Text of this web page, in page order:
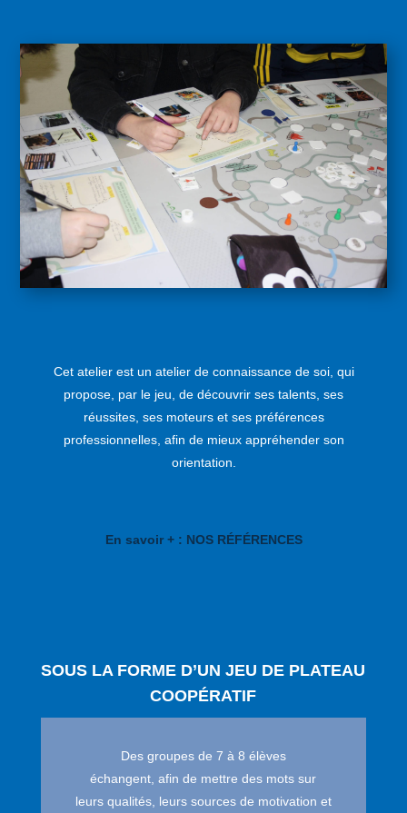
Cet atelier est un atelier de connaissance de soi, qui
propose, par le jeu, de découvrir ses talents, ses
réussites, ses moteurs et ses préférences
professionnelles, afin de mieux appréhender son
orientation.
En savoir + : NOS RÉFÉRENCES
SOUS LA FORME D’UN JEU DE PLATEAU
COOPÉRATIF
Des groupes de 7 à 8 élèves
échangent, afin de mettre des mots sur
leurs qualités, leurs sources de motivation et